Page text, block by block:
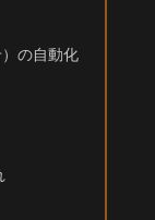
の自動化